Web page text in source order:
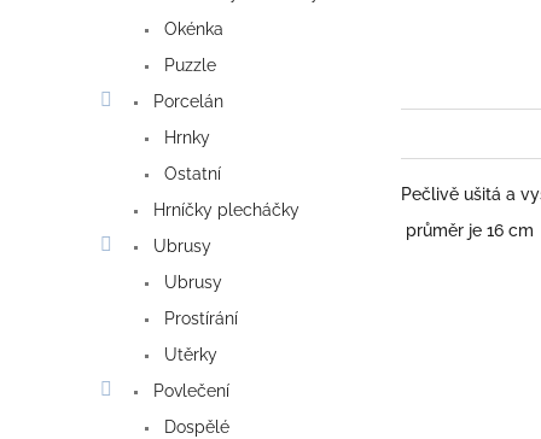
Okénka
Puzzle
Porcelán
Hrnky
Ostatní
Hrníčky plecháčky
Ubrusy
Ubrusy
Prostírání
Utěrky
Povlečení
Dospělé
Pečlivě ušitá a
průměr je 16 cm